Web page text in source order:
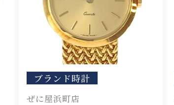
ブランド時計
ぜに屋佐世保店